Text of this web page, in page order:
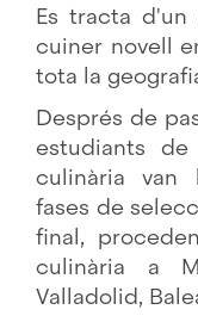
Es tracta
cuiner novell
tota la
Després de
estudiants de
culinària van
fases de
final,
culinària a
Valladolid,